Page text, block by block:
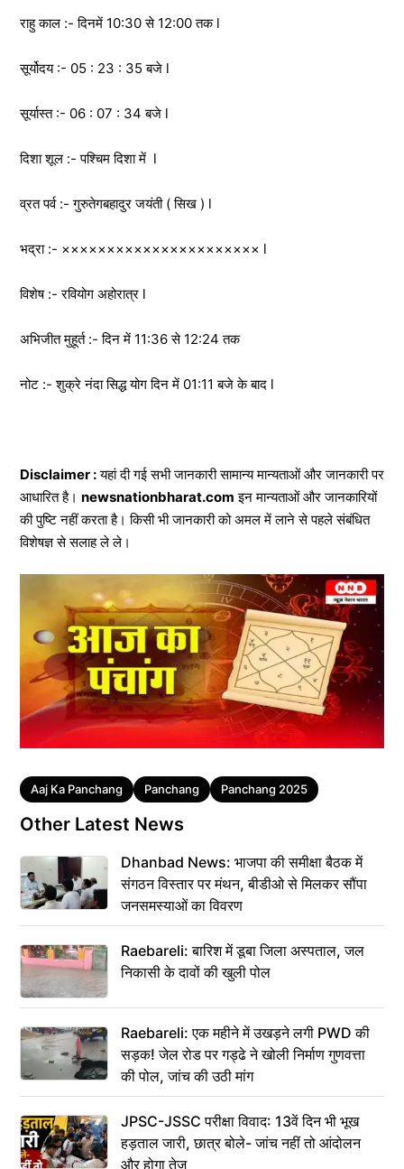
राहु काल :- दिनमें 10:30 से 12:00 तक l
सूर्योदय :- 05 : 23 : 35 बजे l
सूर्यास्त :- 06 : 07 : 34 बजे l
दिशा शूल :- पश्चिम दिशा में l
व्रत पर्व :- गुरुतेगबहादुर जयंती ( सिख ) l
भद्रा :- ×××××××××××××××××××××× l
विशेष :- रवियोग अहोरात्र l
अभिजीत मुहूर्त :- दिन में 11:36 से 12:24 तक
नोट :- शुक्रे नंदा सिद्ध योग दिन में 01:11 बजे के बाद l
Disclaimer :यहां दी गई सभी जानकारी सामान्य मान्यताओं और जानकारी पर
आधारित है। newsnationbharat.com इन मान्यताओं और जानकारियों
की पुष्टि नहीं करता है। किसी भी जानकारी को अमल में लाने से पहले संबंधित
विशेषज्ञ से सलाह ले ले।
Tags
Aaj Ka Panchang Panchang Panchang 2025
Other Latest News
Dhanbad News: भाजपा की समीक्षा बैठक में
संगठन विस्तार पर मंथन, बीडीओ से मिलकर सौंपा
जनसमस्याओं का विवरण
Raebareli: बारिश में डूबा जिला अस्पताल, जल
निकासी के दावों की खुली पोल
Raebareli: एक महीने में उखड़ने लगी PWD की
सड़क! जेल रोड पर गड्ढे ने खोली निर्माण गुणवत्ता
की पोल, जांच की उठी मांग
JPSC-JSSC परीक्षा विवाद: 13वें दिन भी भूख
हड़ताल जारी, छात्र बोले- जांच नहीं तो आंदोलन
और होगा तेज